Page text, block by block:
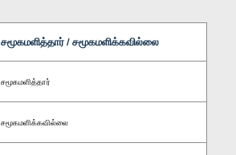
சமூகமளித்தார் / சமூகமளிக்கவில்லை
சமூகமளித்தார்
சமூகமளிக்கவில்லை